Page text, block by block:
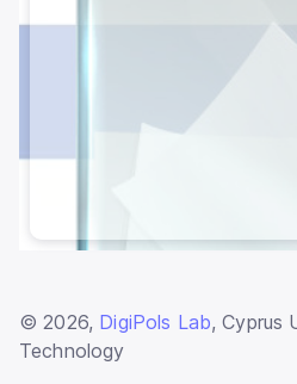
© 2026, DigiPols Lab, Cyprus
Technology